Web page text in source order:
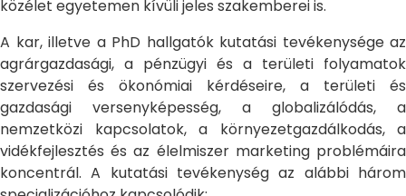
közélet egyetemen kívüli jeles szakemberei is.
A kar, illetve a PhD hallgatók kutatási tevékenysége az
agrárgazdasági, a pénzügyi és a területi folyamatok
szervezési és ökonómiai kérdéseire, a területi és
gazdasági versenyképesség, a globalizálódás, a
nemzetközi kapcsolatok, a környezetgazdálkodás, a
vidékfejlesztés és az élelmiszer marketing problémáira
koncentrál. A kutatási tevékenység az alábbi három